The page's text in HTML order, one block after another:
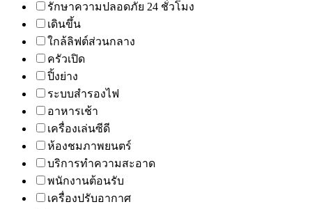
รักษาความปลอดภัย 24 ชั่วโมง
เดินขึ้น
ใกล้ลิฟต์ส่วนกลาง
ครัวเปิด
ปิ้งย่าง
ระบบสำรองไฟ
อาหารเช้า
เครื่องเล่นซีดี
ห้องชมภาพยนตร์
บริการทำความสะอาด
พนักงานต้อนรับ
เครื่องปรับอากาศ